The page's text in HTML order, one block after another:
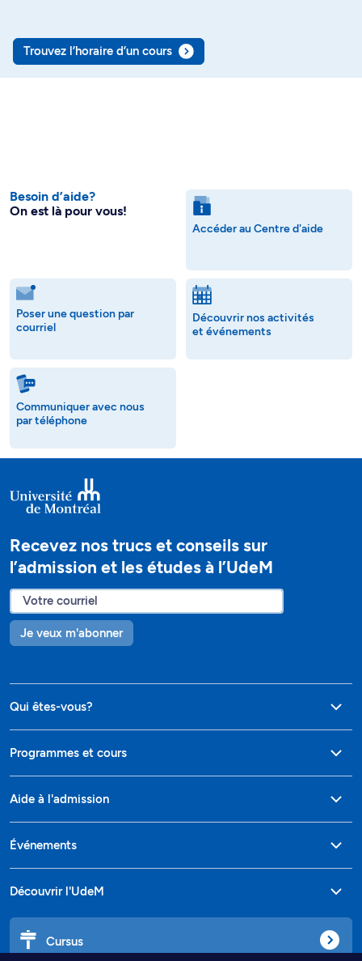
Trouvez l’horaire d’un cours
Besoin d’aide?
On est là pour vous!
Accéder au Centre d'aide
Poser une question par
courriel
Découvrir nos activités
et événements
Communiquer avec nous
par téléphone
Recevez nos trucs et conseils sur
l’admission et les études à l’UdeM
Je veux m'abonner
Qui êtes-vous?
Programmes et cours
Aide à l'admission
Événements
Découvrir l'UdeM
Cursus